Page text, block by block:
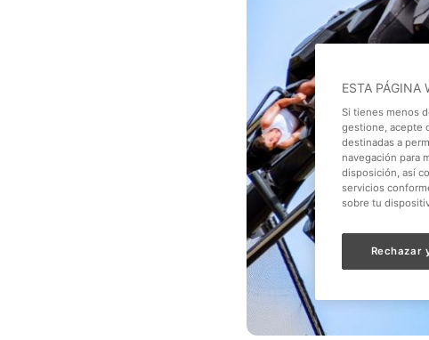
ESTA PÁGINA
Si tienes menos
gestione, acepte
destinadas a
navegación para
disposición, así
servicios
sobre tu
Rechazar